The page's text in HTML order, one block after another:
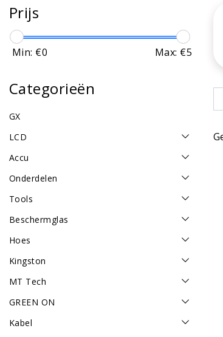
Prijs
Min: €0 Max: €5
Categorieën
GX
LCD
Accu
Onderdelen
Tools
Beschermglas
Hoes
Kingston
MT Tech
GREEN ON
Kabel